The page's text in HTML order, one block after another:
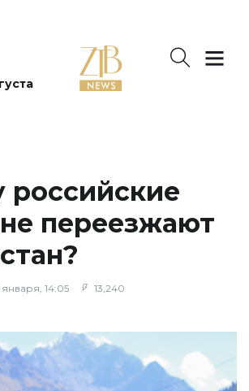
российские
переезжают
января, 14:05 13,240